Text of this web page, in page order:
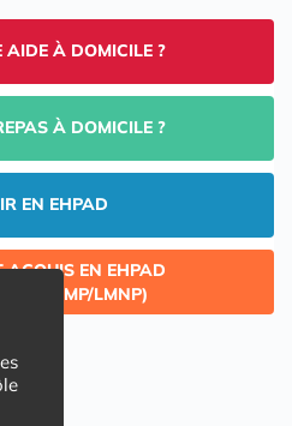
AIDE À DOMICILE ?
À DOMICILE ?
EN EHPAD
ACQUIS EN EHPAD
LMP/LMNP)